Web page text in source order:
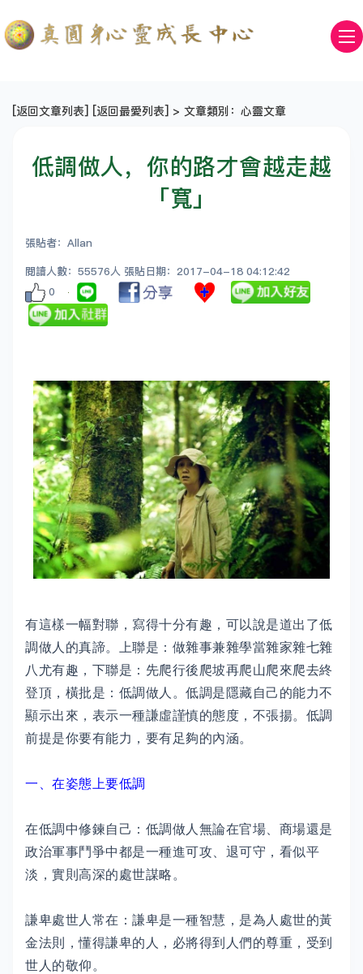
[返回文章列表] [返回最愛列表] > 文章類別：心靈文章
低調做人，你的路才會越走越
「寬」
張貼者：Allan
閱讀人數：55576人 張貼日期：2017-04-18 04:12:42
0
有這樣一幅對聯，寫得十分有趣，可以說是道出了低
調做人的真諦。上聯是：做雜事兼雜學當雜家雜七雜
八尤有趣，下聯是：先爬行後爬坡再爬山爬來爬去終
登頂，橫批是：低調做人。低調是隱藏自己的能力不
顯示出來，表示一種謙虛謹慎的態度，不張揚。低調
前提是你要有能力，要有足夠的內涵。
一、在姿態上要低調
在低調中修鍊自己：低調做人無論在官場、商場還是
政治軍事鬥爭中都是一種進可攻、退可守，看似平
淡，實則高深的處世謀略。
謙卑處世人常在：謙卑是一種智慧，是為人處世的黃
金法則，懂得謙卑的人，必將得到人們的尊重，受到
世人的敬仰。